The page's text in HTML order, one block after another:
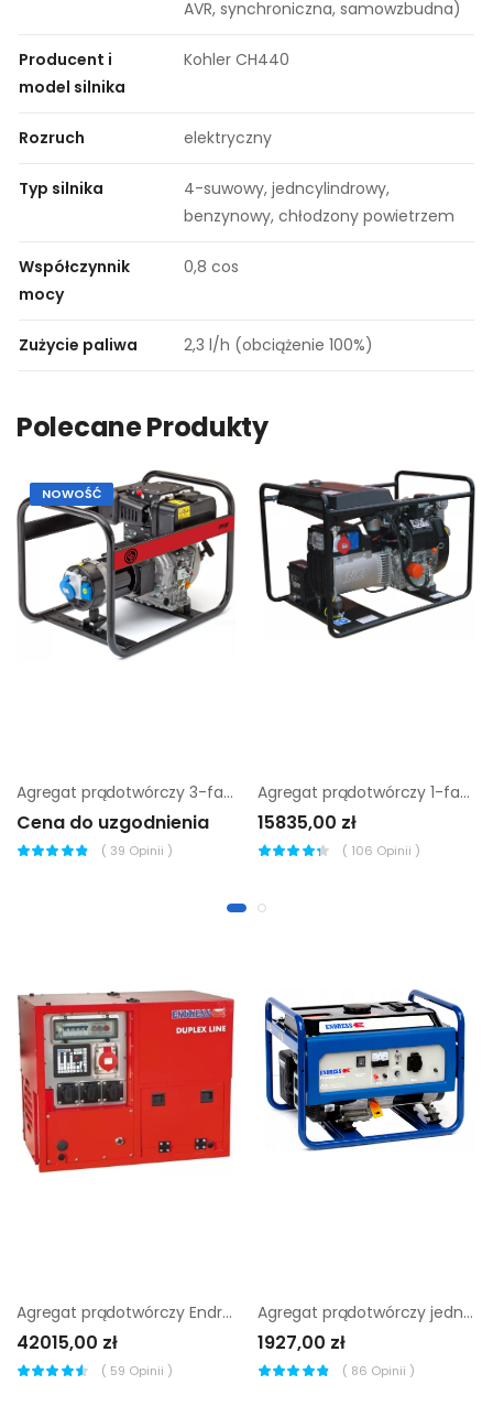
AVR, synchroniczna, samowzbudna)
Producent i
model silnika
Kohler CH440
Rozruch elektryczny
Typ silnika
4-suwowy, jedncylindrowy,
benzynowy, chłodzony powietrzem
Współczynnik
mocy
0,8 cos
Zużycie paliwa 2,3 l/h (obciążenie 100%)
Polecane Produkty
NOWOŚĆ
Agregat prądotwórczy 3-fazowy chicago pneumatic cppg 7p 3f+el
Cena do uzgodnienia
( 39 Opinii )
Agregat prądotwórczy 1-fazowy Sumera Motor smg-12me-k-avr
15835,00 zł
( 106 Opinii )
Agregat prądotwórczy Endress ese 608 dhg ES DI duplex Silent
42015,00 zł
( 59 Opinii )
Agregat prądotwórczy jednofazowy Endress ESE 3200 P
1927,00 zł
( 86 Opinii )